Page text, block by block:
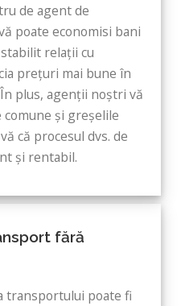
de agent de
poate economisi bani
relații cu
prețuri mai bune în
plus, agenții noștri vă
comune și greșelile
că procesul dvs. de
și rentabil.
fără
transportului poate fi